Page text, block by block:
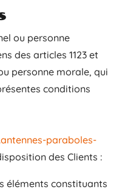
ou personne
des articles 1123 et
personne morale, qui
conditions
paraboles-
des Clients :
éléments constituants